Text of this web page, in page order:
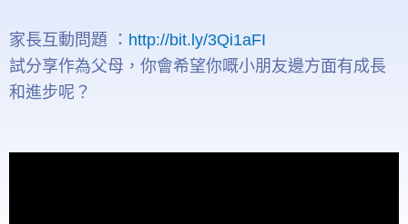
家長互動問題 ： http://bit.ly/3Qi1aFI
試分享作為父母，你會希望你嘅小朋友邊方面有成長
和進步呢？